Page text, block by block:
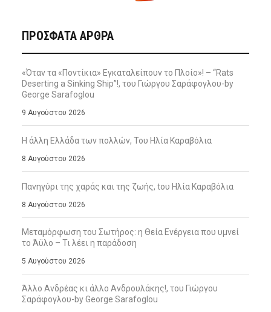
ΠΡΌΣΦΑΤΑ ΆΡΘΡΑ
«Όταν τα «Ποντίκια» Εγκαταλείπουν το Πλοίο»! – “Rats
Deserting a Sinking Ship”!, του Γιώργου Σαράφογλου-by
George Sarafoglou
9 Αυγούστου 2026
Η άλλη Ελλάδα των πολλών, Του Ηλία Καραβόλια
8 Αυγούστου 2026
Πανηγύρι της χαράς και της ζωής, tου Ηλία Καραβόλια
8 Αυγούστου 2026
Μεταμόρφωση του Σωτήρος: η Θεία Ενέργεια που υμνεί
το Άϋλο – Τι λέει η παράδοση
5 Αυγούστου 2026
Άλλο Ανδρέας κι άλλο Ανδρουλάκης!, του Γιώργου
Σαράφογλου-by George Sarafoglou